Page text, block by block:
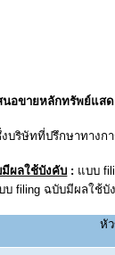
นอขายหลักทรัพย์แส
บริษัทที่ปรึกษาทางกา
ผลใช้บังคับ : แบบ
filing ฉบับมีผลใช้บั
หั